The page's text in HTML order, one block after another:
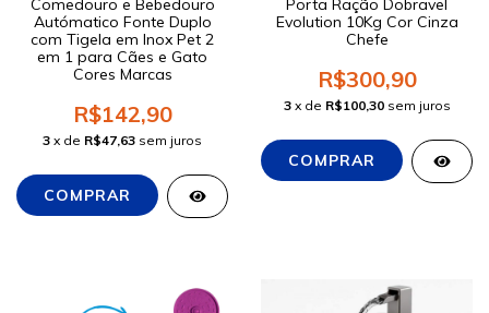
Comedouro e Bebedouro
Autómatico Fonte Duplo
com Tigela em Inox Pet 2
em 1 para Cães e Gato
Cores Marcas
R$142,90
3 x de R$47,63 sem juros
Porta Ração Dobravel
Evolution 10Kg Cor Cinza
Chefe
R$300,90
3 x de R$100,30 sem juros